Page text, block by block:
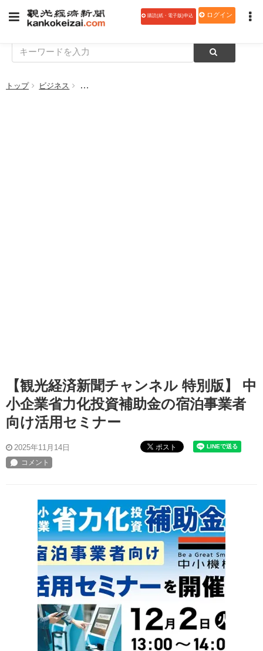
購読(紙・電子版)申込 ログイン
トップ ビジネス 【観光経済新聞チャンネル 特別版】 中小企業省力
【観光経済新聞チャンネル 特別版】 中
小企業省力化投資補助金の宿泊事業者
向け活用セミナー
2025年11月14日 ポスト